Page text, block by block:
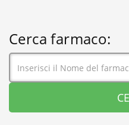
Cerca farmaco: